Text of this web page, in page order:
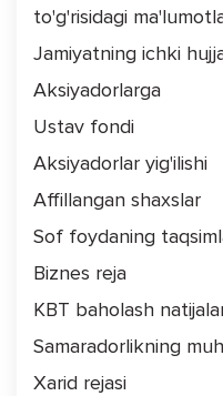
to'g'risidagi
Jamiyatning ichki
Aksiyadorlarga
Ustav fondi
Aksiyadorlar yig'ilishi
Affillangan shaxslar
Sof foydaning
Biznes reja
KBT baholash
Samaradorlikning
Xarid rejasi